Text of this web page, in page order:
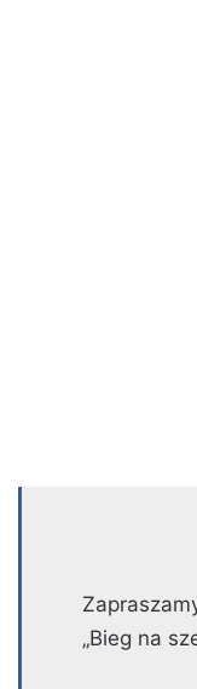
„Bieg na